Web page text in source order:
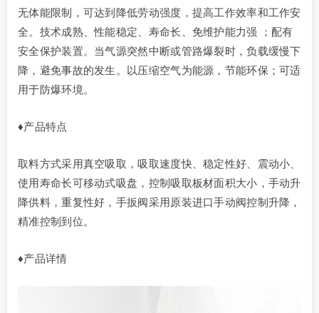
无体能限制，可达到降低劳动强度，提高工作效率和工作安
全。技术成熟、性能稳定、寿命长、免维护能力强 ；配有
安全保护装置。当气源突然中断或管路爆裂时，负载缓慢下
降，避免事故的发生。以压缩空气为能源，节能环保；可适
用于防爆环境。
♦产品特点
取料方式采用真空吸取，吸取速度快、稳定性好、震动小、
使用寿命长可移动式吸盘，控制吸取板材面积大小，手动升
降供料，重复性好，手扳阀采用原装进口手动阀控制升降，
精准控制到位。
♦产品详情